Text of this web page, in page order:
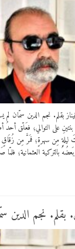
بقلم. نجم الدين سمّان لم
على التوالي؛ فعَلّق
مِن سهرةٍ؛ فمَرَّ مِن
بالتركية العثمانية؛
نجم الدين